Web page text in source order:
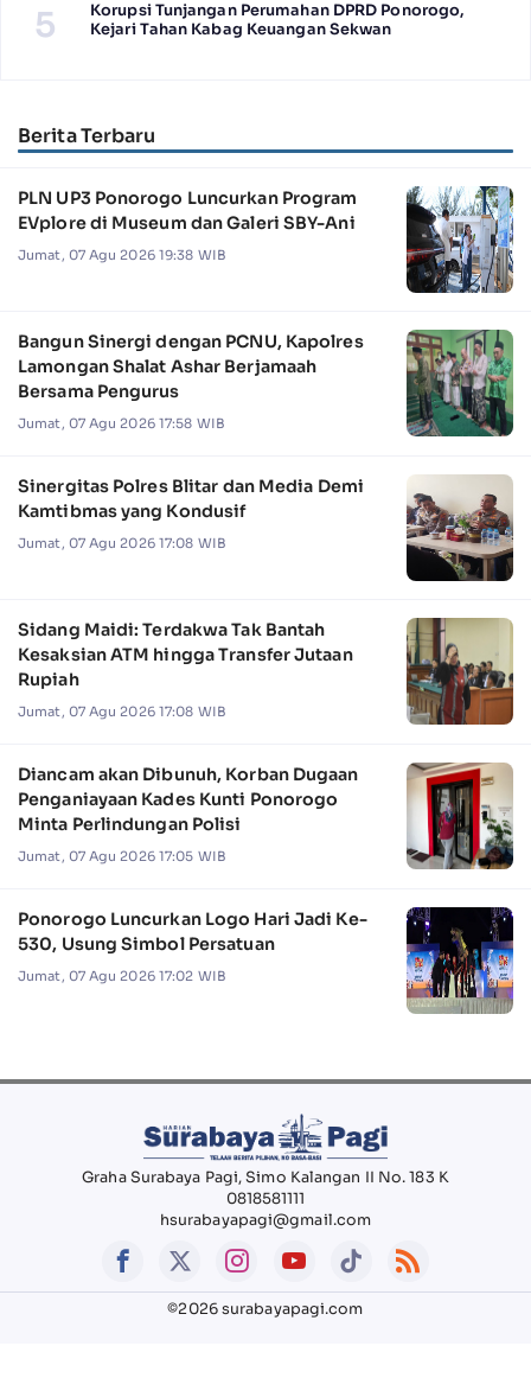
5
Korupsi Tunjangan Perumahan DPRD Ponorogo,
Kejari Tahan Kabag Keuangan Sekwan
Berita Terbaru
PLN UP3 Ponorogo Luncurkan Program
EVplore di Museum dan Galeri SBY-Ani
Jumat, 07 Agu 2026 19:38 WIB
Bangun Sinergi dengan PCNU, Kapolres
Lamongan Shalat Ashar Berjamaah
Bersama Pengurus
Jumat, 07 Agu 2026 17:58 WIB
Sinergitas Polres Blitar dan Media Demi
Kamtibmas yang Kondusif
Jumat, 07 Agu 2026 17:08 WIB
Sidang Maidi: Terdakwa Tak Bantah
Kesaksian ATM hingga Transfer Jutaan
Rupiah
Jumat, 07 Agu 2026 17:08 WIB
Diancam akan Dibunuh, Korban Dugaan
Penganiayaan Kades Kunti Ponorogo
Minta Perlindungan Polisi
Jumat, 07 Agu 2026 17:05 WIB
Ponorogo Luncurkan Logo Hari Jadi Ke-
530, Usung Simbol Persatuan
Jumat, 07 Agu 2026 17:02 WIB
Graha Surabaya Pagi, Simo Kalangan II No. 183 K
0818581111
hsurabayapagi@gmail.com
©2026 surabayapagi.com